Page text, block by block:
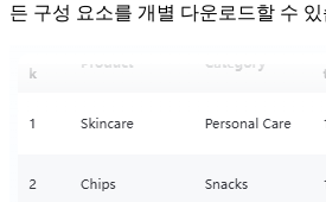
든 구성 요소를 개별 다운로드할 수